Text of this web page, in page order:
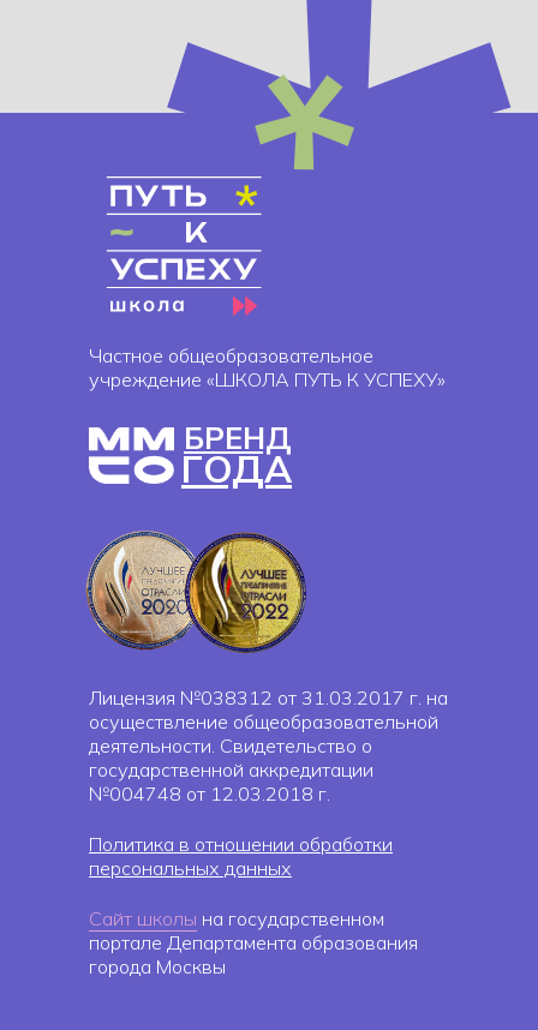
Лицензия №038312 от 31.03.2017 г. на
осуществление общеобразовательной
деятельности. Свидетельство о
государственной аккредитации
№004748 от 12.03.2018 г.
Политика в отношении обработки
персональных данных
Сайт школы на государственном
портале Департамента образования
города Москвы
Частное общеобразовательное
учреждение «ШКОЛА ПУТЬ К УСПЕХУ»
ГОДА
БРЕНД